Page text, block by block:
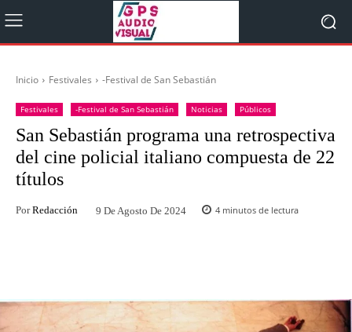
Inicio Festivales -Festival de San Sebastián
Festivales -Festival de San Sebastián Noticias Públicos
San Sebastián programa una retrospectiva
del cine policial italiano compuesta de 22
títulos
Por Redacción 9 De Agosto De 2024 4 minutos de lectura